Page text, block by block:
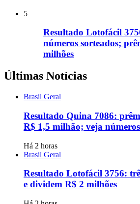
5
Resultado Lotofácil
números sorteados;
milhões
Últimas Notícias
Brasil Geral
Resultado Quina 7086:
R$ 1,5 milhão; veja números
Há 2 horas
Brasil Geral
Resultado Lotofácil 3756:
e dividem R$ 2 milhões